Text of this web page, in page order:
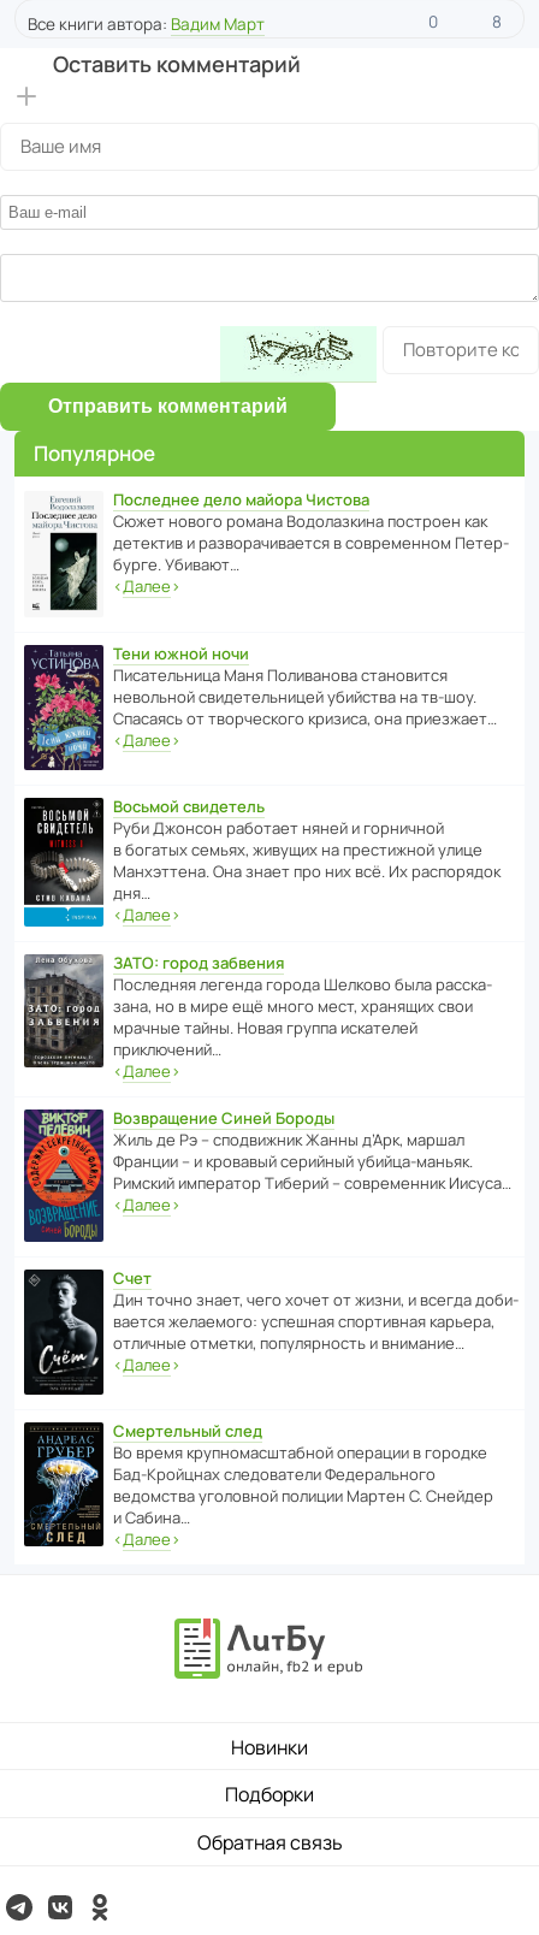
Все книги автора: Вадим Март 0 8
Оставить комментарий
Отправить комментарий
Популярное
Последнее дело майора Чистова
Сюжет нового романа Водо­ла­з­кина пост­роен как
дете­ктив и разво­ра­чи­ва­ется в совре­менном Пете­р­
бурге. Убивают…
‹Далее›
Тени южной ночи
Писа­тель­ница Маня Поли­ва­нова стано­вится
невольной свиде­тель­ницей убийства на тв-шоу.
Спасаясь от твор­че­с­кого кризиса, она приезжает…
‹Далее›
Восьмой свидетель
Руби Джонсон рабо­тает няней и горни­чной
в богатых семьях, живущих на прес­ти­жной улице
Манх­эт­тена. Она знает про них всё. Их распо­рядок
дня…
‹Далее›
ЗАТО: город забвения
После­дняя легенда города Шелково была расска­
зана, но в мире ещё много мест, хранящих свои
мрачные тайны. Новая группа иска­телей
приключений…
‹Далее›
Возвращение Синей Бороды
Жиль де Рэ – спод­ви­жник Жанны д’Арк, маршал
Франции – и кровавый серийный убийца-маньяк.
Римский импе­ратор Тиберий – совре­менник Иисуса…
‹Далее›
Счет
Дин точно знает, чего хочет от жизни, и всегда доби­
ва­ется жела­е­мого: успе­шная спор­ти­вная карьера,
отли­чные отметки, попу­ля­р­ность и внимание…
‹Далее›
Смертельный след
Во время круп­но­мас­ш­та­бной операции в городке
Бад‑Крой­цнах следо­ва­тели Феде­раль­ного
ведомства уголо­вной полиции Мартен С. Снейдер
и Сабина…
‹Далее›
Новинки
Подборки
Обратная связь